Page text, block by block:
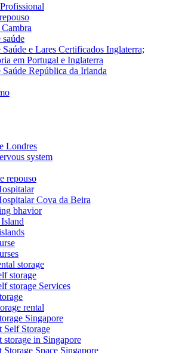
saúde
Saúde e Lares Certificados Inglaterra;
em Portugal e Inglaterra
Saúde República da Irlanda
Londres
system
repouso
Cova da Beira
bhavior
storage
storage
storage Services
rental
Singapore
Self Storage
storage in Singapore
Storage Space Singapore